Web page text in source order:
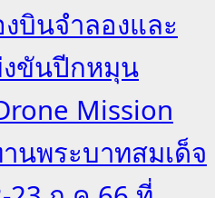
บินจำลองและ
ขันปีกหมุน
Mission
นพระบาทสมเด็จ